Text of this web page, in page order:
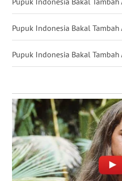
Pupuk Indonesia Bakal
Pupuk Indonesia Bakal
SULUT
WN
MALUKU
WN
MALUT
WN
DAIRI
WN
DANAU